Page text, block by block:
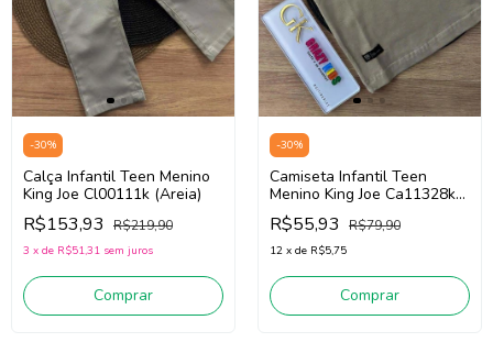
-30%
Calça Infantil Teen Menino
King Joe Cl00111k (Areia)
R$153,93 R$219,90
3 x de R$51,31 sem juros
Comprar
-30%
Camiseta Infantil Teen
Menino King Joe Ca11328k
(Cáqui)
R$55,93 R$79,90
12 x de R$5,75
Comprar